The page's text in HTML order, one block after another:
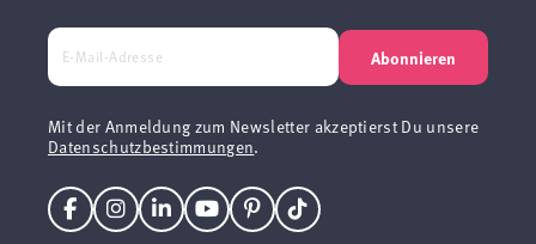
Abonnieren
Mit der Anmeldung zum Newsletter akzeptierst Du unsere
Datenschutzbestimmungen.